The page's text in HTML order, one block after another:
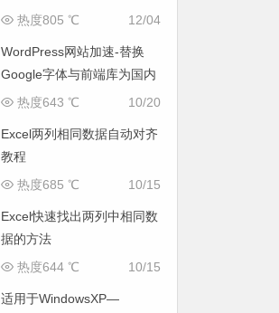
火墙已关闭”弹窗
12/04
热度805 ℃
WordPress网站加速-替换
Google字体与前端库为国内
CDN镜像
10/20
热度643 ℃
Excel两列相同数据自动对齐
教程
10/15
热度685 ℃
Excel快速找出两列中相同数
据的方法
10/15
热度644 ℃
适用于WindowsXP—